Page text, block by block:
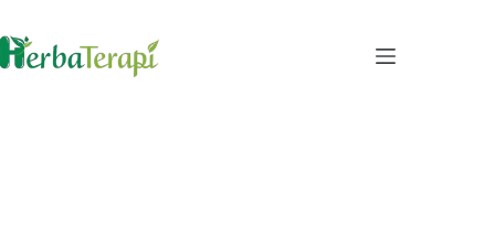
content